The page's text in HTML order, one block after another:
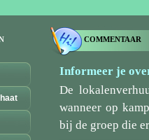
COMMENTAAR
Informeer je
De
wanneer op
bij de groep die